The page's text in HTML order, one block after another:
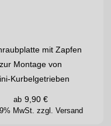
mit Zapfen
zur Montage von
Kurbelgetrieben
MwSt. zzgl. Versand
ab 9,90 €